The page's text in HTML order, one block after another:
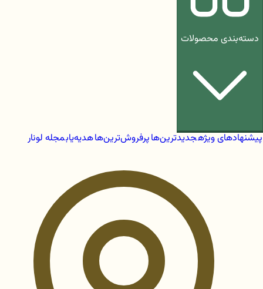
دسته‌بندی محصولات
پیشنهادهای ویژهجدیدترین‌هاپرفروش‌ترین‌هاهدیه‌یابمجله لونار